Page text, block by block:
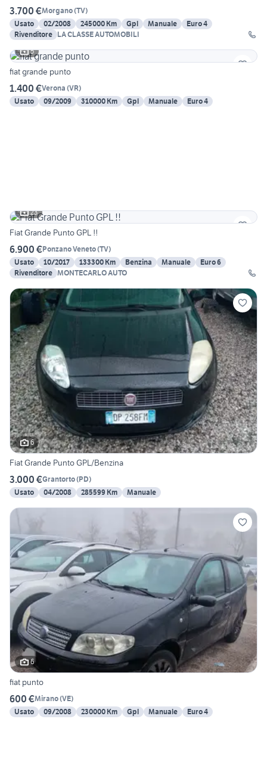
3.700 €Morgano(TV)
Usato
02/2008 245000 Km Gpl Manuale
Euro 4
Rivenditore LA CLASSE AUTOMOBILI
5
fiat grande punto
1.400 €Verona (VR)
Usato
09/2009 310000 Km Gpl Manuale Euro 4
23
Fiat Grande Punto GPL !!
6.900 €Ponzano Veneto(TV)
Usato
10/2017 133300 Km Benzina Manuale
Euro 6
Rivenditore MONTECARLO AUTO
6
Fiat Grande Punto GPL/Benzina
3.000 €Grantorto(PD)
Usato
04/2008 285599 Km Manuale
6
fiat punto
600 €Mirano(VE)
Usato
09/2008 230000 Km Gpl Manuale Euro 4